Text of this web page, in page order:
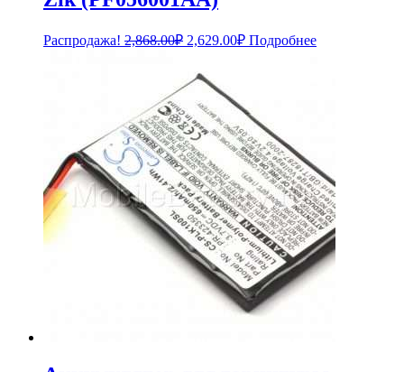
Распродажа! 2,868.00₽ Первоначальная
2,868.00₽.
2,629.00₽Текущая
цена:
Подробнее